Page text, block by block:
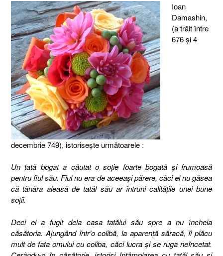
Ioan
Damashin,
(a trăit între
676 şi 4
decembrie 749), istorisește următoarele :
Un tată bogat a căutat o soţie foarte bogată şi frumoasă
pentru fiul său. Fiul nu era de aceeaşi părere, căci el nu găsea
că tănăra aleasă de tatăl său ar întruni calităţile unei bune
soţii.
Deci el a fugit dela casa tatălui său spre a nu încheia
căsătoria. Ajungând într’o colibă, la aparenţă săracă, îi plăcu
mult de fata omului cu coliba, căci lucra şi se ruga neîncetat.